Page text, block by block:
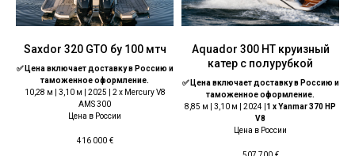
Saxdor 320 GTO бу 100 мтч
✅ Цена включает доставку в Россию и
таможенное оформление.
10,28 м | 3,10 м | 2025 | 2 x Mercury V8
AMS 300
Цена в России
416 000 €
Aquador 300 HT круизный
катер с полурубкой
✅ Цена включает доставку в Россию и
таможенное оформление.
8,85 м | 3,10 м | 2024 | 1 x Yanmar 370 HP
V8
Цена в России